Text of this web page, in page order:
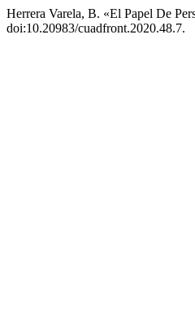
Herrera Varela, B. «El Papel De
doi:10.20983/cuadfront.2020.48.7.